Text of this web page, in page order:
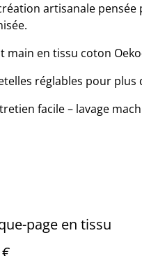
artisanale
main en tissu coton
réglables pour plus
facile – lavage
page en tissu